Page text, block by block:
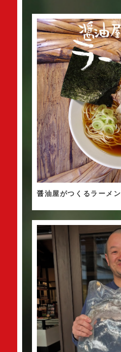
醤油屋がつくるラーメン